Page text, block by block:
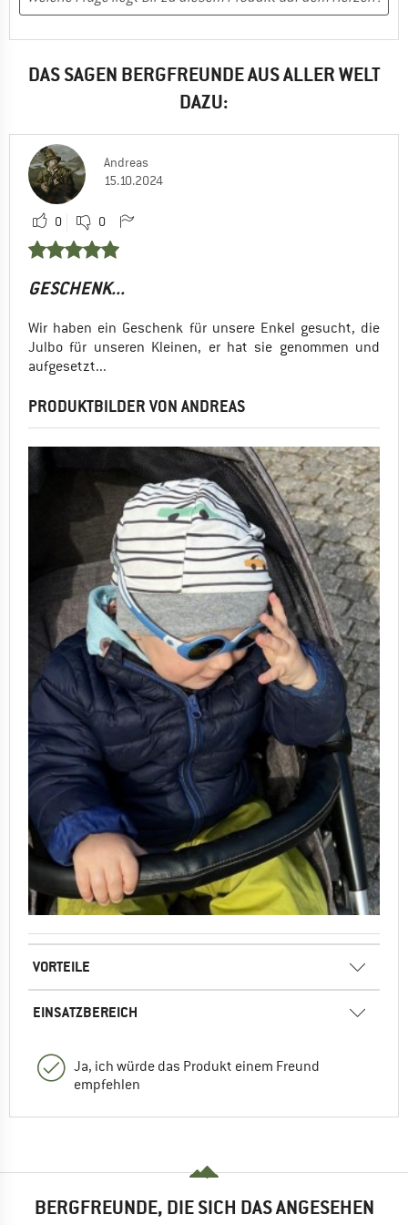
DAS SAGEN BERGFREUNDE AUS ALLER WELT
DAZU:
Andreas
15.10.2024
0 0
GESCHENK...
Wir haben ein Geschenk für unsere Enkel gesucht, die
Julbo für unseren Kleinen, er hat sie genommen und
aufgesetzt...
PRODUKTBILDER VON ANDREAS
VORTEILE
EINSATZBEREICH
Ja, ich würde das Produkt einem Freund
empfehlen
BERGFREUNDE, DIE SICH DAS ANGESEHEN